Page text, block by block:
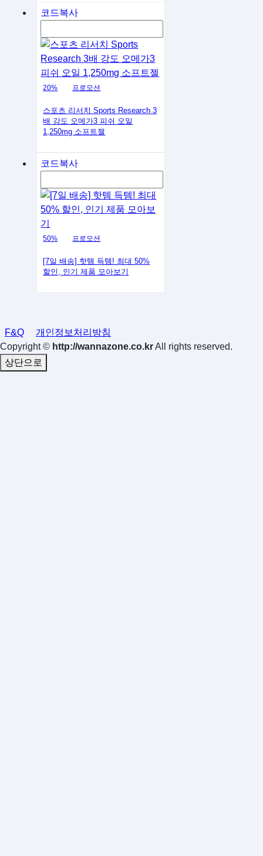
코드복사
20% 프로모션
스포츠 리서치 Sports Research 3
배 강도 오메가3 피쉬 오일
1,250mg 소프트젤
코드복사
50% 프로모션
[7일 배송] 핫템 득템! 최대 50%
할인, 인기 제품 모아보기
F&Q
개인정보처리방침
Copyright © http://wannazone.co.krAll rights reserved.
상단으로